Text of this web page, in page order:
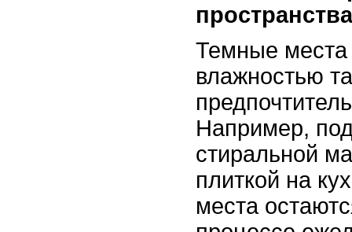
пространства
Темные места
влажностью
Например,
стиральной
плиткой на
места